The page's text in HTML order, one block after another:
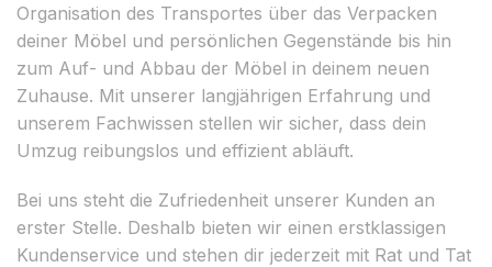
Organisation des Transportes über das Verpacken
deiner Möbel und persönlichen Gegenstände bis hin
zum Auf- und Abbau der Möbel in deinem neuen
Zuhause. Mit unserer langjährigen Erfahrung und
unserem Fachwissen stellen wir sicher, dass dein
Umzug reibungslos und effizient abläuft.
Bei uns steht die Zufriedenheit unserer Kunden an
erster Stelle. Deshalb bieten wir einen erstklassigen
Kundenservice und stehen dir jederzeit mit Rat und Tat